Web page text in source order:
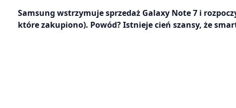
Samsung wstrzymuje sprzedaż Galaxy Note 7 i
które zakupiono). Powód? Istnieje cień szansy, że